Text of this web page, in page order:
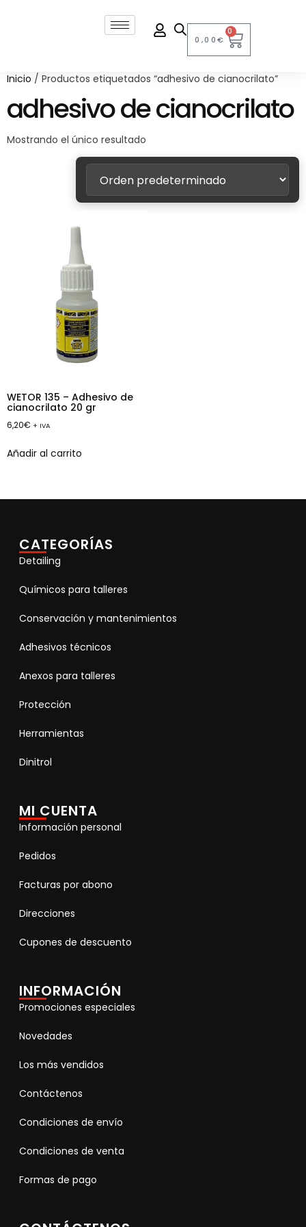
0,00€
0
Inicio / Productos etiquetados “adhesivo de cianocrilato”
adhesivo de cianocrilato
Mostrando el único resultado
WETOR 135 – Adhesivo de
cianocrilato 20 gr
6,20€ + IVA
Añadir al carrito
CATEGORÍAS
Detailing
Químicos para talleres
Conservación y mantenimientos
Adhesivos técnicos
Anexos para talleres
Protección
Herramientas
Dinitrol
MI CUENTA
Información personal
Pedidos
Facturas por abono
Direcciones
Cupones de descuento
INFORMACIÓN
Promociones especiales
Novedades
Los más vendidos
Contáctenos
Condiciones de envío
Condiciones de venta
Formas de pago